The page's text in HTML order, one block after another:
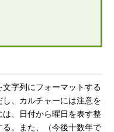
字列にフォーマットする
、カルチャーには注意を
、日付から曜日を表す整
。また、（今後十数年で